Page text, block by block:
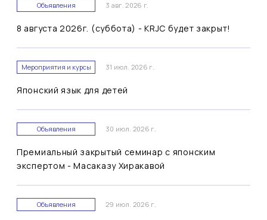
Объявления 3 авг. 2026 г.
8 августа 2026г. (суббота) - KRJC будет закрыт!
Мероприятия и курсы 31 июл. 2026 г.
Японский язык для детей
Объявления 30 июл. 2026 г.
Премиальный закрытый семинар с японским
экспертом - Масаказу Хиракавой
Объявления 29 июл. 2026 г.